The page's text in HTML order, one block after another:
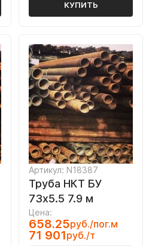
КУПИТЬ
Артикул: N18387
Труба НКТ БУ
73х5.5 7.9 м
Цена:
658.25руб./пог.м
71 901руб./т